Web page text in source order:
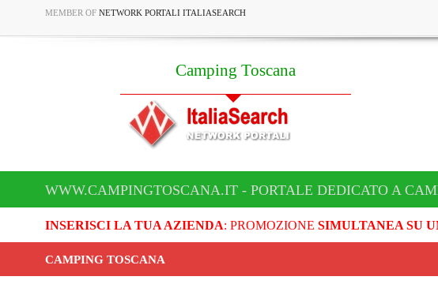
MEMBER OF NETWORK PORTALI ITALIASEARCH
Camping Toscana
WWW.CAMPINGTOSCANA.IT - PORTALE DEDICATO A
INSERISCI LA TUA AZIENDA: PROMOZIONE SIMULTANEA SU
CAMPING TOSCANA